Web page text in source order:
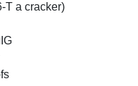
T a cracker)